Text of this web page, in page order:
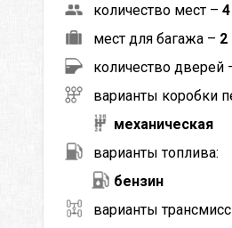
количество мест – 4
мест для багажа – 2
количество дверей
варианты коробки
механическая
варианты топлива:
бензин
варианты